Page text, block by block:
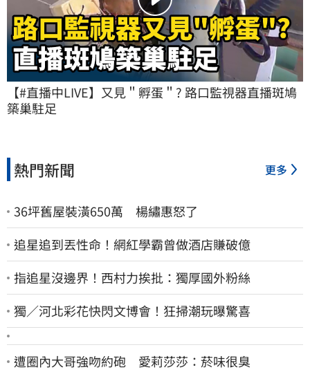
【#直播中LIVE】又見＂孵蛋＂? 路口監視器直播斑鳩
築巢駐足
熱門新聞 更多
36坪舊屋裝潢650萬 楊繡惠怒了
追星追到丟性命！網紅學霸曾做酒店賺破億
指追星沒邊界！西村力挨批：獨厚國外粉絲
獨／河北彩花快閃文博會！狂掃潮玩曝驚喜
遭圈內大哥強吻約砲 愛莉莎莎：菸味很臭